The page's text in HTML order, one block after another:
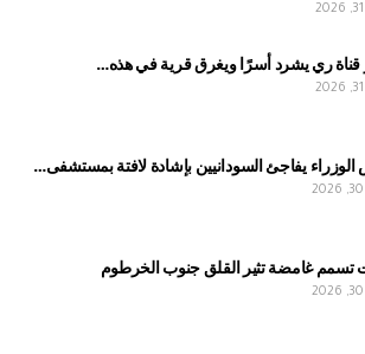
قناة ري يشرد أسرًا ويغرق قرية في هذه…
يفاجئ السودانيين بإشادة لافتة بمستشفى…
تسمم غامضة تثير القلق جنوب الخرطوم